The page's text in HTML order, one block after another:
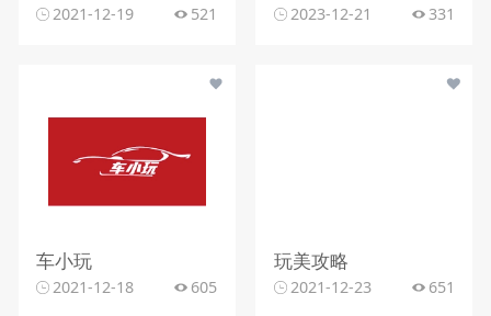
2021-12-19 521 2023-12-21 331
车小玩
2021-12-18 605
玩美攻略
2021-12-23 651